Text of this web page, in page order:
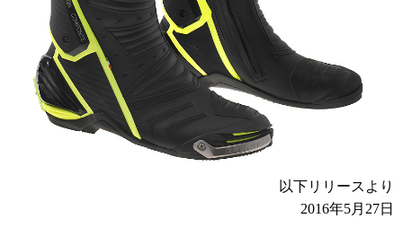
以下リリースより
2016年5月27日